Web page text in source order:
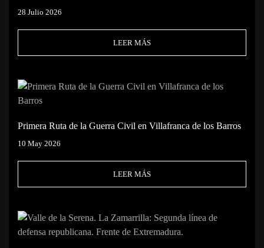
28 Julio 2026
LEER MÁS
Primera Ruta de la Guerra Civil en Villafranca de los Barros
10 May 2026
LEER MÁS